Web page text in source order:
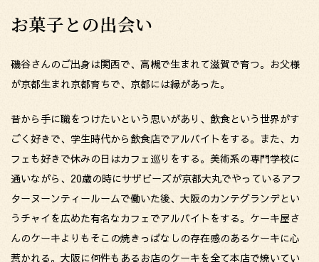
お菓子との出会い
磯谷さんのご出身は関西で、高槻で生まれて滋賀で育つ。お父様
が京都生まれ京都育ちで、京都には縁があった。
昔から手に職をつけたいという思いがあり、飲食という世界がす
ごく好きで、学生時代から飲食店でアルバイトをする。また、カ
フェも好きで休みの日はカフェ巡りをする。美術系の専門学校に
通いながら、20歳の時にサザビーズが京都大丸でやっているアフ
ターヌーンティールームで働いた後、大阪のカンテグランデとい
うチャイを広めた有名なカフェでアルバイトをする。ケーキ屋さ
んのケーキよりもそこの焼きっぱなしの存在感のあるケーキに心
惹かれる。大阪に何件もあるお店のケーキを全て本店で焼いてい